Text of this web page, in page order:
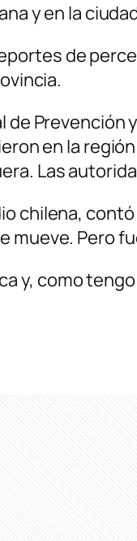
y en la
de
de
en la
Las
chilena,
mueve. Pero
y, como